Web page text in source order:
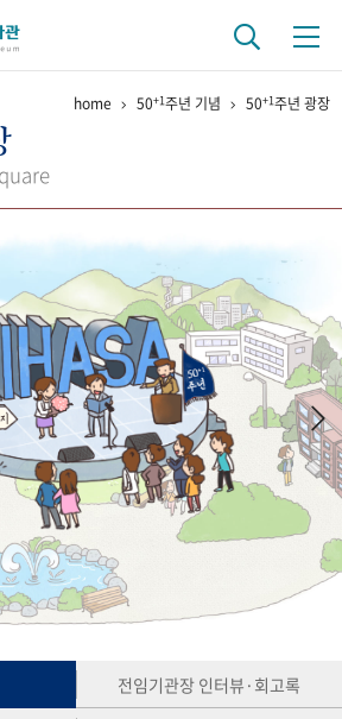
로 보는 연구 역사
연구자들
록물 행정박물 영상 기록물
50년 50
주년 광장
home 50+1주년 기념 50+1주년 광장
전임기관장 인터뷰·회고록